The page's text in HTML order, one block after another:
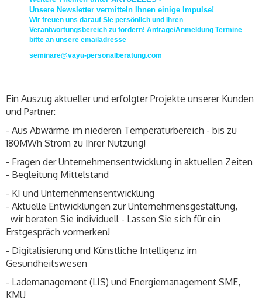
Unsere Newsletter vermitteln Ihnen einige Impulse!
Wir freuen uns darauf Sie persönlich und Ihren
Verantwortungsbereich zu fördern! Anfrage/Anmeldung Termine
bitte an unsere emailadresse
seminare@vayu-personalberatung.com
Ein Auszug aktueller und erfolgter Projekte unserer Kunden
und Partner:
- Aus Abwärme im niederen Temperaturbereich - bis zu
180MWh Strom zu Ihrer Nutzung!
- Fragen der Unternehmensentwicklung in aktuellen Zeiten
- Begleitung Mittelstand
- KI und Unternehmensentwicklung
- Aktuelle Entwicklungen zur Unternehmensgestaltung,
wir beraten Sie individuell - Lassen Sie sich für ein
Erstgespräch vormerken!
- Digitalisierung und Künstliche Intelligenz im
Gesundheitswesen
- Lademanagement (LIS) und Energiemanagement SME,
KMU